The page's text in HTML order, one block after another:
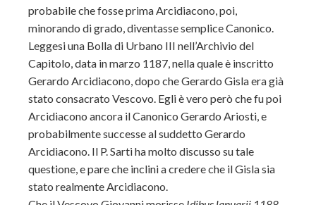
probabile che fosse prima Arcidiacono, poi,
minorando di grado, diventasse semplice Canonico.
Leggesi una Bolla di Urbano III nell’Archivio del
Capitolo, data in marzo 1187, nella quale è inscritto
Gerardo Arcidiacono, dopo che Gerardo Gisla era già
stato consacrato Vescovo. Egli è vero però che fu poi
Arcidiacono ancora il Canonico Gerardo Ariosti, e
probabilmente successe al suddetto Gerardo
Arcidiacono. Il P. Sarti ha molto discusso su tale
questione, e pare che inclini a credere che il Gisla sia
stato realmente Arcidiacono.